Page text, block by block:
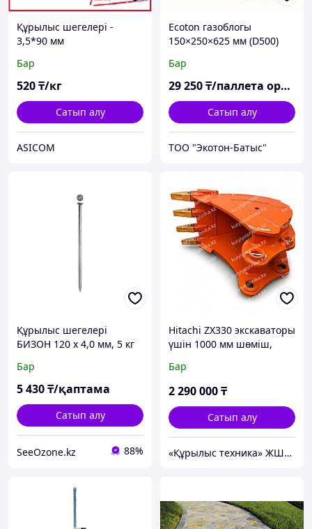
Құрылыс шегелері -
3,5*90 мм
Бар
520₸/кг
Сатып алу
ASICOM
Ecoton газоблогы
150×250×625 мм (D500)
Бар
29 250₸/паллета орны
Сатып алу
ТОО "Экотон-Батыс"
Құрылыс шегелері
БИЗОН 120 х 4,0 мм, 5 кг
Бар
5 430₸/қаптама
Сатып алу
SeeOzone.kz 88%
Hitachi ZX330 экскаваторы
үшін 1000 мм шөміш,
Бар
2 290 000₸
Сатып алу
«Құрылыс техника» ЖШС Алматы